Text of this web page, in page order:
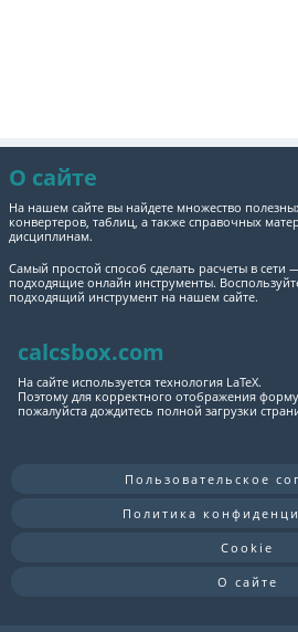
О сайте
На нашем сайте вы найдете множество
конвертеров, таблиц, а также справочных
дисциплинам.
Самый простой способ сделать расчеты в сети
подходящие онлайн инструменты.
подходящий инструмент на нашем сайте.
calcsbox.com
На сайте используется технология LaTeX.
Поэтому для корректного отображения
пожалуйста дождитесь полной загрузки
Пользовательское
Политика
Cookie
О сайте